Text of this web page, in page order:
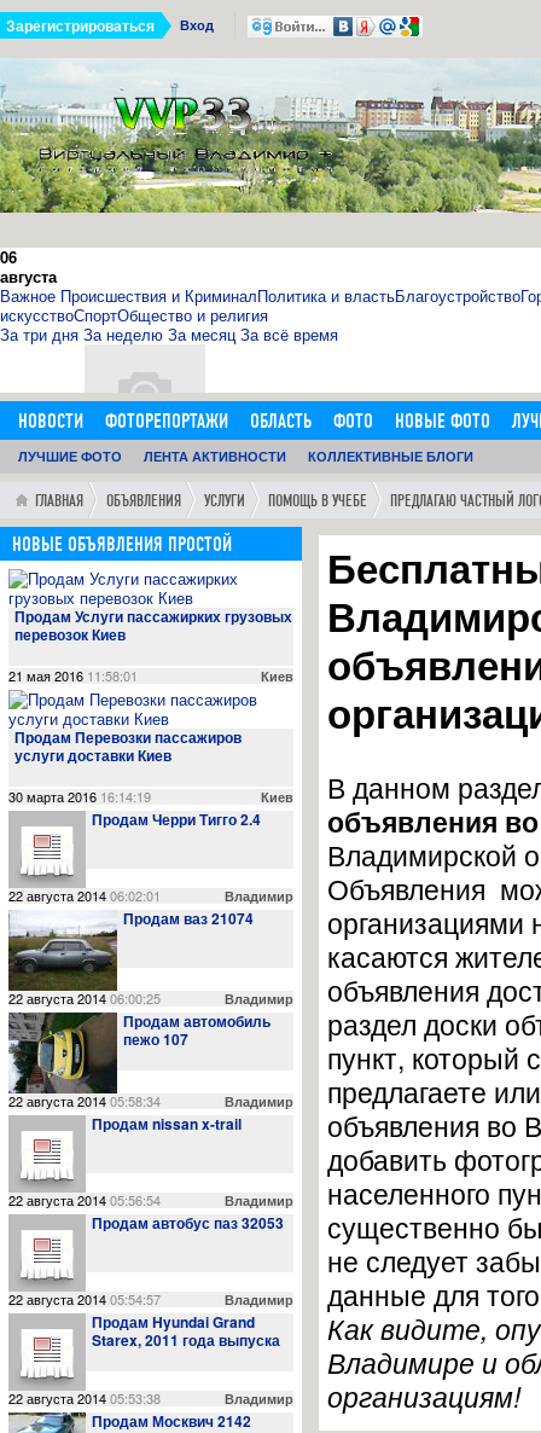
Вход
Зарегистрироваться
06
августа
Важное Происшествия и КриминалПолитика и властьБлагоустройство
искусствоСпортОбщество и религия
За три дня За неделю За месяц За всё время
11:14:00
http://sosna.kiev.ua - искуственная ёлка - нечно
Как я выбрал искусственную елку 1,8 м в инернет-магазине
23:42:00
Сведения о проведении месячных мероприятий,
НОВОСТИ ФОТОРЕПОРТАЖИ ОБЛАСТЬ ФОТО НОВЫЕ ФОТО
ОБЪЯВЛЕНИЯ
ДОБАВИТЬ ОБЪЯВЛЕНИЕ ЛЮДИ ФОРУМ ГОРОД
ЛУЧШИЕ ФОТО ЛЕНТА АКТИВНОСТИ КОЛЛЕКТИВНЫЕ БЛОГИ
ГЛАВНАЯ ОБЪЯВЛЕНИЯ УСЛУГИ ПОМОЩЬ В УЧЕБЕ ПРЕДЛАГАЮ ЧАСТНЫЙ
В данном
объявления
Владимирской
Объявления
касаются
объявления
раздел доски
пункт, который
предлагаете
объявления во
добавить
населенного
существенно
не следует
данные для
Как видите,
Владимире и
организациям!
НОВЫЕ ОБЪЯВЛЕНИЯ ПРОСТОЙ
Продам Услуги пассажирких грузовых
перевозок Киев
Киев
21 мая 2016 11:58:01
Продам Перевозки пассажиров
услуги доставки Киев
Киев
30 марта 2016 16:14:19
Продам Черри Тигго 2.4
Владимир
22 августа 201406:02:01
Продам ваз 21074
Владимир
22 августа 201406:00:25
Продам автомобиль
пежо 107
Владимир
22 августа 201405:58:34
Продам nissan x-trail
Владимир
22 августа 201405:56:54
Продам автобус паз 32053
Владимир
22 августа 201405:54:57
Продам Hyundai Grand
Starex, 2011 года выпуска
Владимир
22 августа 201405:53:38
Продам Москвич 2142